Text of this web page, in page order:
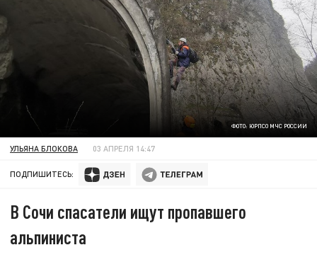
ФОТО: ЮРПСО МЧС РОССИИ
УЛЬЯНА БЛОКОВА 03 АПРЕЛЯ 14:47
ПОДПИШИТЕСЬ:
В Сочи спасатели ищут пропавшего
альпиниста